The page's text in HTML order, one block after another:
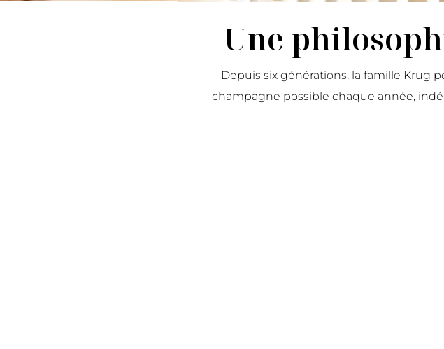
Une
Depuis six générations, la famille Krug
champagne possible chaque année,